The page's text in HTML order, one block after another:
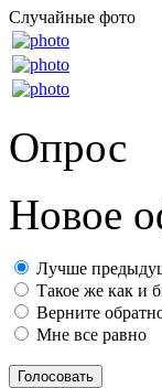
Случайные фото
Опрос
Новое
Лучше
Такое же как и
Верните
Мне все равно
Голосовать